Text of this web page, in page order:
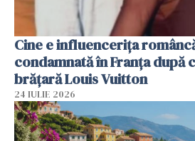
Cine e influencerița
condamnată în Franța după
brățară Louis Vuitton
24 IULIE 2026